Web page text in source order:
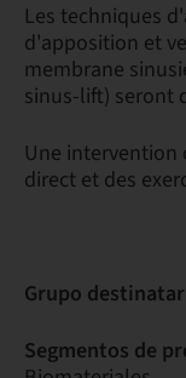
Les techniques
d'apposition et
membrane
sinus-lift) seront
Une intervention
direct et des
Grupo
Segmentos de